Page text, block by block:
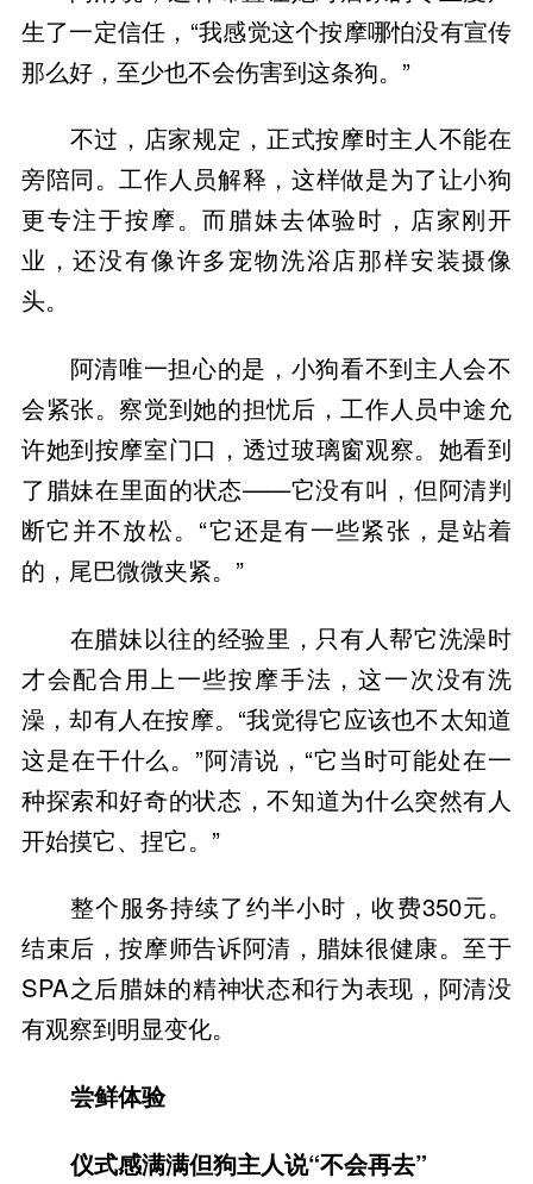
生了一定信任，“我感觉这个按摩哪怕没有宣传
那么好，至少也不会伤害到这条狗。”
不过，店家规定，正式按摩时主人不能在
旁陪同。工作人员解释，这样做是为了让小狗
更专注于按摩。而腊妹去体验时，店家刚开
业，还没有像许多宠物洗浴店那样安装摄像
头。
阿清唯一担心的是，小狗看不到主人会不
会紧张。察觉到她的担忧后，工作人员中途允
许她到按摩室门口，透过玻璃窗观察。她看到
了腊妹在里面的状态——它没有叫，但阿清判
断它并不放松。“它还是有一些紧张，是站着
的，尾巴微微夹紧。”
在腊妹以往的经验里，只有人帮它洗澡时
才会配合用上一些按摩手法，这一次没有洗
澡，却有人在按摩。“我觉得它应该也不太知道
这是在干什么。”阿清说，“它当时可能处在一
种探索和好奇的状态，不知道为什么突然有人
开始摸它、捏它。”
整个服务持续了约半小时，收费350元。
结束后，按摩师告诉阿清，腊妹很健康。至于
SPA之后腊妹的精神状态和行为表现，阿清没
有观察到明显变化。
尝鲜体验
仪式感满满但狗主人说“不会再去”